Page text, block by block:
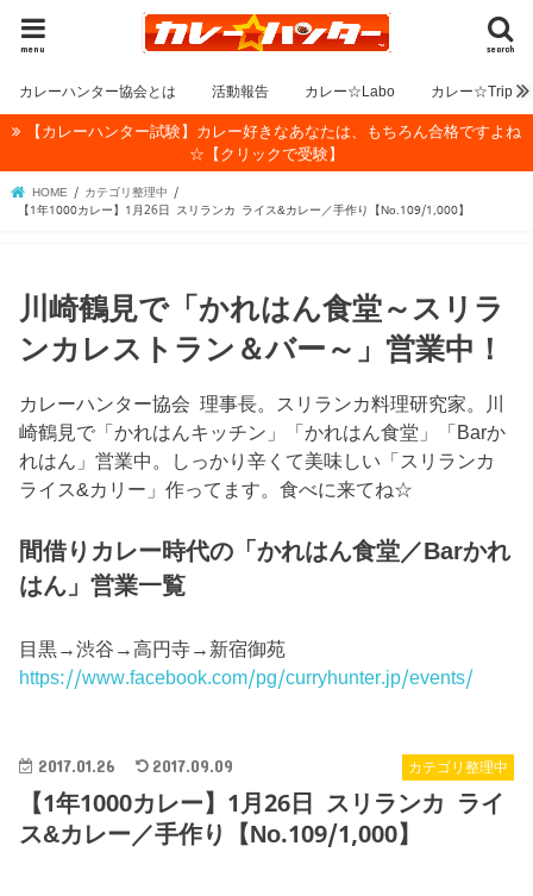
search
menu
カレーハンター協会とは 活動報告 カレー☆Labo カレー☆Trip
【カレーハンター試験】カレー好きなあなたは、もちろん合格ですよね
☆【クリックで受験】
HOME
カテゴリ整理中
【1年1000カレー】1月26日 スリランカ ライス&カレー／手作り【No.109/1,000】
川崎鶴見で「かれはん食堂～スリラ
ンカレストラン＆バー～」営業中！
カレーハンター協会 理事長。スリランカ料理研究家。川
崎鶴見で「かれはんキッチン」「かれはん食堂」「Barか
れはん」営業中。しっかり辛くて美味しい「スリランカ
ライス&カリー」作ってます。食べに来てね☆
間借りカレー時代の「かれはん食堂／Barかれ
はん」営業一覧
目黒→渋谷→高円寺→新宿御苑
https://www.facebook.com/pg/curryhunter.jp/events/
カテゴリ整理中
2017.01.26 2017.09.09
【1年1000カレー】1月26日 スリランカ ライ
ス&カレー／手作り【No.109/1,000】